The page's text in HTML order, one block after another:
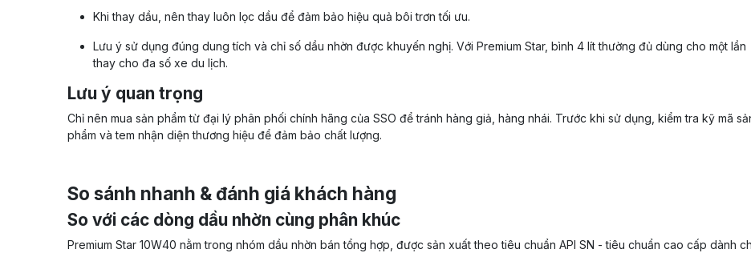
Khi thay dầu, nên thay luôn lọc dầu để đảm bảo hiệu quả bôi trơn tối ưu.
Lưu ý sử dụng đúng dung tích và chỉ số dầu nhờn được khuyến nghị. Với Premium Star, bình 4 lít thường đủ dùng cho một lần
thay cho đa số xe du lịch.
Lưu ý quan trọng
Chỉ nên mua sản phẩm từ đại lý phân phối chính hãng của SSO để tránh hàng giả, hàng nhái. Trước khi sử dụng, kiểm tra kỹ mã
phẩm và tem nhận diện thương hiệu để đảm bảo chất lượng.
So sánh nhanh & đánh giá khách hàng
So với các dòng dầu nhờn cùng phân khúc
Premium Star 10W40 nằm trong nhóm dầu nhờn bán tổng hợp, được sản xuất theo tiêu chuẩn API SN - tiêu chuẩn cao cấp dành